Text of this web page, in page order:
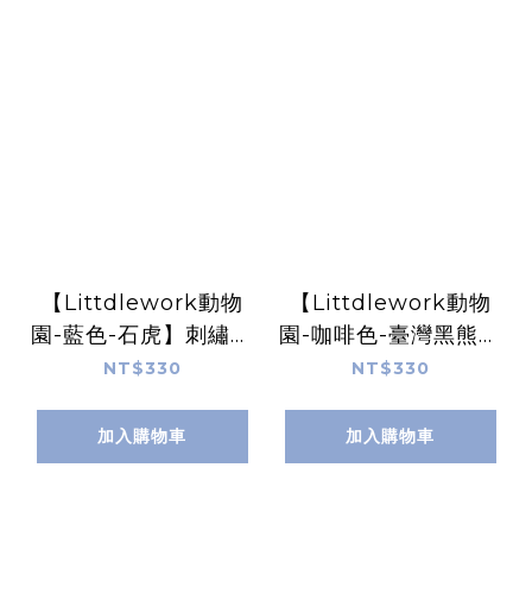
【Littdlework動物
園-藍色-石虎】刺繡飲
料提袋
NT$330
加入購物車
【Littdlework動物
園-咖啡色-臺灣黑熊】
刺繡飲料提袋
NT$330
加入購物車